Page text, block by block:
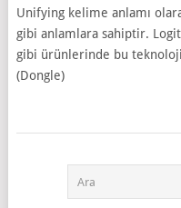
Unifying kelime anlamı
gibi anlamlara sahiptir.
gibi ürünlerinde bu
(Dongle)